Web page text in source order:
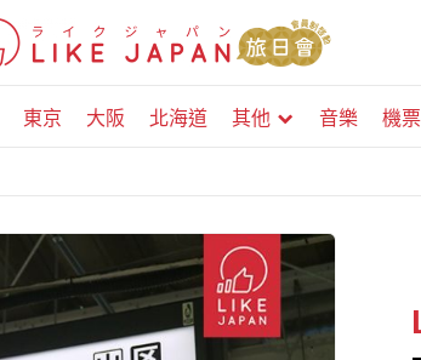
東京 大阪 北海道 其他 音樂 機